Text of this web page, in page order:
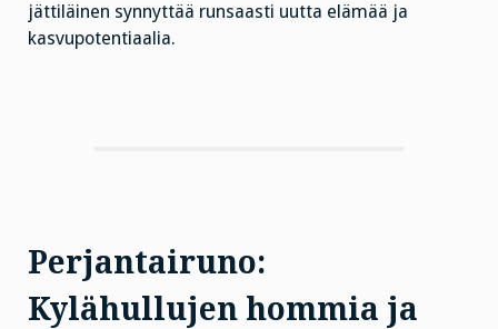
jättiläinen synnyttää runsaasti uutta elämää ja
kasvupotentiaalia.
Perjantairuno:
Kylähullujen hommia ja